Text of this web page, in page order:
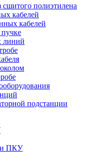
полиэтилена
кабелей
кабелей
линий
подстанции
и ПКУ